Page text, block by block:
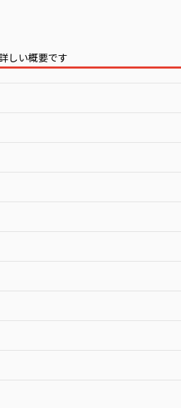
しい概要です